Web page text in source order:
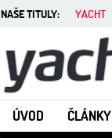
Yacht - Časopis o lodích
ÚVOD ČLÁNKY
NAŠE TITULY: YACHT